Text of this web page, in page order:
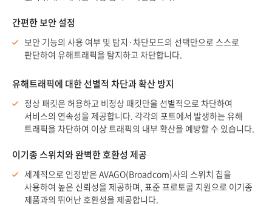
간편한 보안 설정
보안 기능의 사용 여부 및 탐지·차단모드의 선택만으로 스스로
판단하여 유해트래픽을 탐지하고 차단합니다.
유해트래픽에 대한 선별적 차단과 확산 방지
정상 패킷은 허용하고 비정상 패킷만을 선별적으로 차단하여
서비스의 연속성을 제공합니다. 각각의 포트에서 발생하는 유해
트래픽을 차단하여 이상 트래픽의 내부 확산을 예방할 수 있습니다.
이기종 스위치와 완벽한 호환성 제공
세계적으로 인정받은 AVAGO(Broadcom)사의 스위치 칩을
사용하여 높은 신뢰성을 제공하며, 표준 프로토콜 지원으로 이기종
제품과의 뛰어난 호환성을 제공합니다.